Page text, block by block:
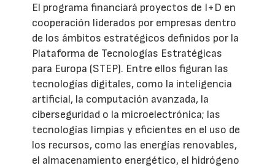
El programa financiará proyectos de I+D en
cooperación liderados por empresas dentro
de los ámbitos estratégicos definidos por la
Plataforma de Tecnologías Estratégicas
para Europa (STEP). Entre ellos figuran las
tecnologías digitales, como la inteligencia
artificial, la computación avanzada, la
ciberseguridad o la microelectrónica; las
tecnologías limpias y eficientes en el uso de
los recursos, como las energías renovables,
el almacenamiento energético, el hidrógeno